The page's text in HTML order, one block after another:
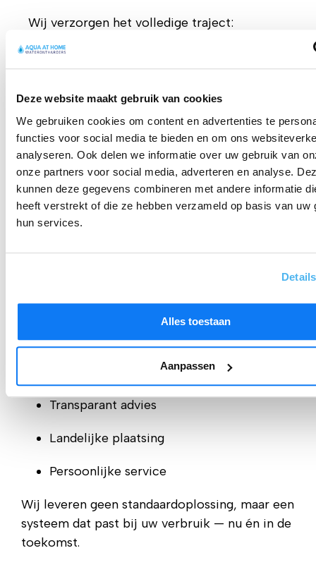
Deze website maakt gebruik van cookies
We gebruiken cookies om content en advertenties te
functies voor social media te bieden en om ons
analyseren. Ook delen we informatie over uw gebruik van
onze partners voor social media, adverteren en analyse.
kunnen deze gegevens combineren met andere informatie
heeft verstrekt of die ze hebben verzameld op basis van uw
hun services.
Alles toestaan
Aanpassen
Wij verzorgen het volledige traject:
Analyse van uw waterverbruik
Offerte op maat
Installatie door ervaren monteurs
Service & onderhoud mogelijk
Elke installatie wordt afgestemd op uw
Specialist in waterbehandeling
Ervaring in particulier én zakelijk
Hoogwaardige componenten
Transparant advies
Landelijke plaatsing
Persoonlijke service
Wij leveren geen standaardoplossing, maar een
systeem dat past bij uw verbruik — nu én in de
toekomst.